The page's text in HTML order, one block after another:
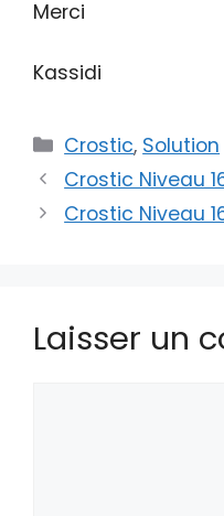
Merci
Kassidi
Catégories
Crostic, Solution
Crostic Niveau
Crostic Niveau
Laisser un